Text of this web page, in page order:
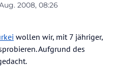
2008, 08:26
wollen wir, mit 7 jähriger,
Aufgrund des